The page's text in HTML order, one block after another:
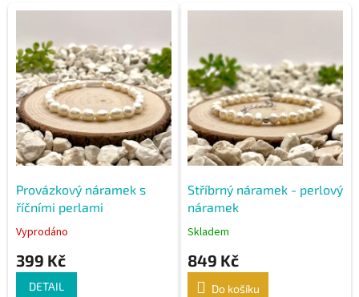
V
p
Provázkový náramek s
říčními perlami
Vyprodáno
399 Kč
DETAIL
Stříbrný náramek - perlový
náramek
Skladem
849 Kč
Do košíku